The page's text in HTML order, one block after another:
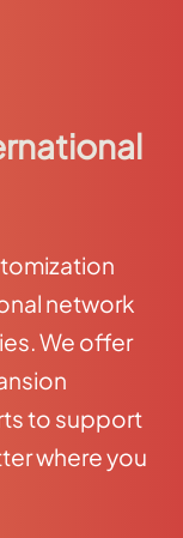
network
We offer
to support
where you